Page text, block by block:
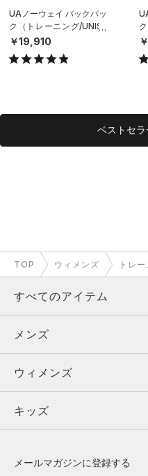
UAノーウェイ バックパッ
ク（トレーニング/UNISE
X）
￥19,910
X）
ベストセ
TOP ウィメンズ トレ
すべてのアイテム
メンズ
ウィメンズ
キッズ
メンズ
トップス
ボトムス
ウィメンズ
トップス
キッズ
メールマガジンに登録する